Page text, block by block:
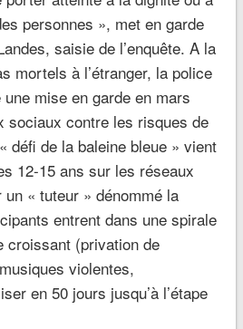
personnes », met en garde
saisie de l’enquête. A la
mortels à l’étranger, la police
mise en garde en mars
sociaux contre les risques de
défi de la baleine bleue » vient
12-15 ans sur les réseaux
« tuteur » dénommé la
entrent dans une spirale
croissant (privation de
violentes,
en 50 jours jusqu’à l’étape